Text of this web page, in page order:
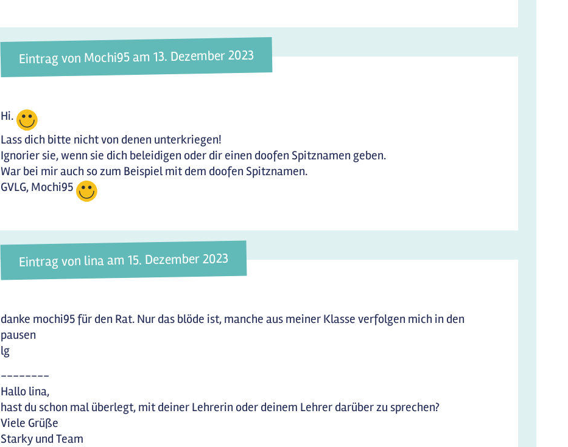
Eintrag von Mochi95 am 13. Dezember 2023
Hi.
Lass dich bitte nicht von denen unterkriegen!
Ignorier sie, wenn sie dich beleidigen oder dir einen doofen Spitznamen geben.
War bei mir auch so zum Beispiel mit dem doofen Spitznamen.
GVLG, Mochi95
Eintrag von lina am 15. Dezember 2023
danke mochi95 für den Rat. Nur das blöde ist, manche aus meiner Klasse verfolgen mich in den
pausen
lg
--------
Hallo lina,
hast du schon mal überlegt, mit deiner Lehrerin oder deinem Lehrer darüber zu sprechen?
Viele Grüße
Starky und Team